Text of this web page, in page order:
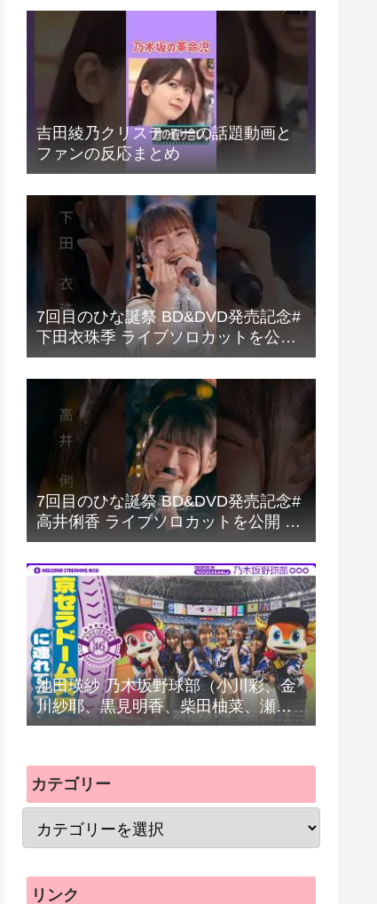
反応まとめ
吉田綾乃クリスティーの話題動画と
ファンの反応まとめ
7回目のひな誕祭 BD&DVD発売記念#
下田衣珠季 ライブソロカットを公開
#日向坂46 #hinatazaka46 #
7回目のひな誕祭 BD&DVD発売記念#
高井俐香 ライブソロカットを公開 #
日向坂46 #hinatazaka46 #
池田瑛紗 乃木坂野球部（小川彩、金
川紗耶、黒見明香、柴田柚菜、瀬戸
口心月、長嶋凛桜）の楽曲「パシフ
カテゴリー
リンク